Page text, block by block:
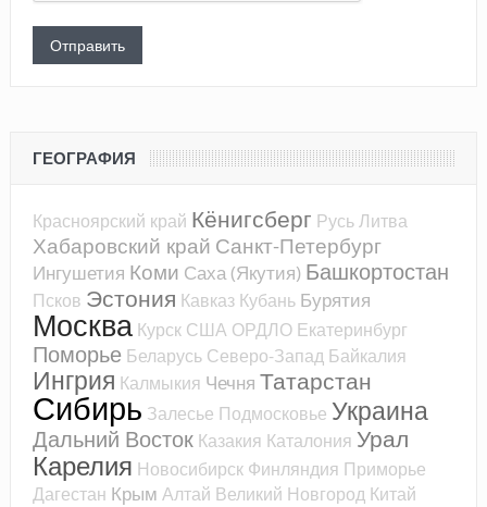
ГЕОГРАФИЯ
Красноярский край Кёнигсберг РусьЛитва
Хабаровский край Санкт-Петербург
Ингушетия Коми Саха (Якутия) Башкортостан
Псков Эстония Кавказ Кубань Бурятия
Москва Курск США ОРДЛО Екатеринбург
Поморье Беларусь Северо-Запад Байкалия
Ингрия Калмыкия Чечня Татарстан
Сибирь Залесье Подмосковье Украина
Дальний Восток Казакия Каталония Урал
Карелия Новосибирск Финляндия Приморье
Дагестан Крым Алтай Великий Новгород Китай